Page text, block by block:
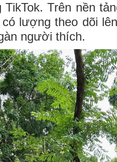
Trên nền
có lượng theo dõi
người thích.